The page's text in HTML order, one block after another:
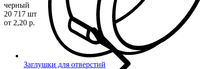
Заглушки для отверстий
черный
20 717 шт
от 2,20 р.